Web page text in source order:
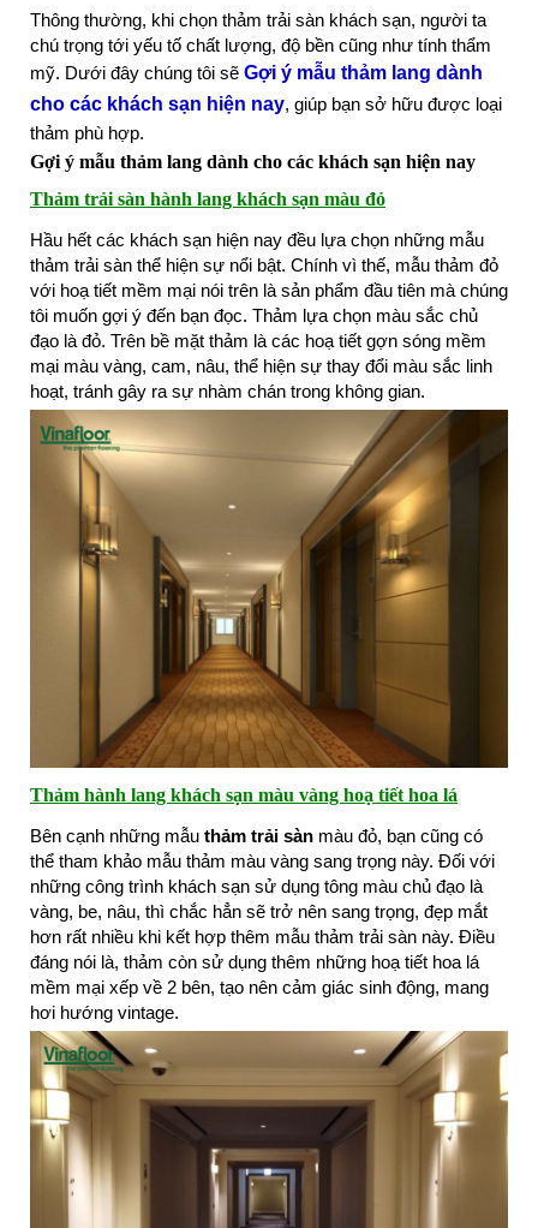
Thông thường, khi chọn thảm trải sàn khách sạn, người ta
chú trọng tới yếu tố chất lượng, độ bền cũng như tính thẩm
mỹ. Dưới đây chúng tôi sẽ Gợi ý mẫu thảm lang dành
cho các khách sạn hiện nay, giúp bạn sở hữu được loại
thảm phù hợp.
Gợi ý mẫu thảm lang dành cho các khách sạn hiện nay
Thảm trải sàn hành lang khách sạn màu đỏ
Hầu hết các khách sạn hiện nay đều lựa chọn những mẫu
thảm trải sàn thể hiện sự nổi bật. Chính vì thế, mẫu thảm đỏ
với hoạ tiết mềm mại nói trên là sản phẩm đầu tiên mà chúng
tôi muốn gợi ý đến bạn đọc. Thảm lựa chọn màu sắc chủ
đạo là đỏ. Trên bề mặt thảm là các hoạ tiết gợn sóng mềm
mại màu vàng, cam, nâu, thể hiện sự thay đổi màu sắc linh
hoạt, tránh gây ra sự nhàm chán trong không gian.
Thảm hành lang khách sạn màu vàng hoạ tiết hoa lá
Bên cạnh những mẫu thảm trải sàn màu đỏ, bạn cũng có
thể tham khảo mẫu thảm màu vàng sang trọng này. Đối với
những công trình khách sạn sử dụng tông màu chủ đạo là
vàng, be, nâu, thì chắc hẳn sẽ trở nên sang trọng, đẹp mắt
hơn rất nhiều khi kết hợp thêm mẫu thảm trải sàn này. Điều
đáng nói là, thảm còn sử dụng thêm những hoạ tiết hoa lá
mềm mại xếp về 2 bên, tạo nên cảm giác sinh động, mang
hơi hướng vintage.